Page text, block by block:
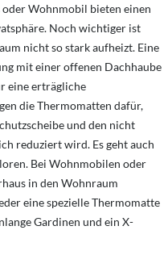
Wohnmobil bieten einen
Noch wichtiger ist
nicht so stark aufheizt. Eine
mit einer offenen Dachhaube
eine erträgliche
die Thermomatten dafür,
und den nicht
reduziert wird. Es geht auch
Bei Wohnmobilen oder
in den Wohnraum
eine spezielle Thermomatte
Gardinen und ein X-